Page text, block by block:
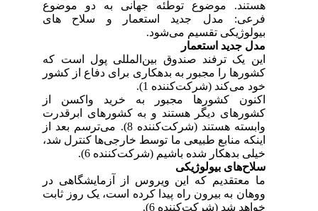
هستند. موضوع توطئه جهانی به دو موضوع
فرعی: مدل جدید استعمار و سلاح های
بیولوژیکی تقسیم می‌شود.
مدل جدید استعمار
این یک ترفند صندوق بین‌المللی پول است که
کشورها را مجبور به بدهکاری برای دفاع از کشور
خود می‌کند (شرکت‌کننده 1).
اکنون کشورها مجبور به خرید واکسن از
کشورهای دیگر هستند و به کشورهای ابرقدرت
وابسته هستند (شرکت‌کننده 8). می‌ترسم بعد از
اینکه منابع طبیعی ما توسط خارجی‌ها کنترل شد،
خیلی بدهکار شده باشیم (شرکت‌کننده 6).
سلاح‌های بیولوژیکی
ما معتقدیم که این ویروس از آزمایشگاهی در
ووهان به بیرون راه پیدا کرده است، یک روز ثابت
خواهد شد (شرکت‌کننده 6).